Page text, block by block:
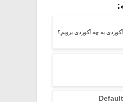
به چه آکوردی برویم؟